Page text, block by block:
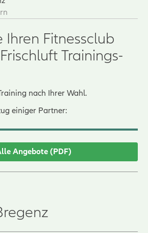
Ihren Fitnessclub
Trainings-
nach Ihrer Wahl.
einiger Partner:
Angebote (PDF)